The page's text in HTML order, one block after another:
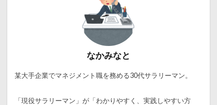
なかみなと
某大手企業でマネジメント職を務める30代サラリーマン。
「現役サラリーマン」が「わかりやすく、実践しやすい方